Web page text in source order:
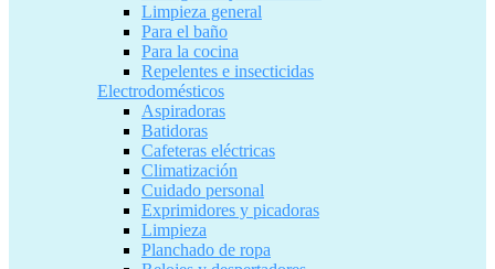
Limpieza general
Para el baño
Para la cocina
Repelentes e insecticidas
Electrodomésticos
Aspiradoras
Batidoras
Cafeteras eléctricas
Climatización
Cuidado personal
Exprimidores y picadoras
Limpieza
Planchado de ropa